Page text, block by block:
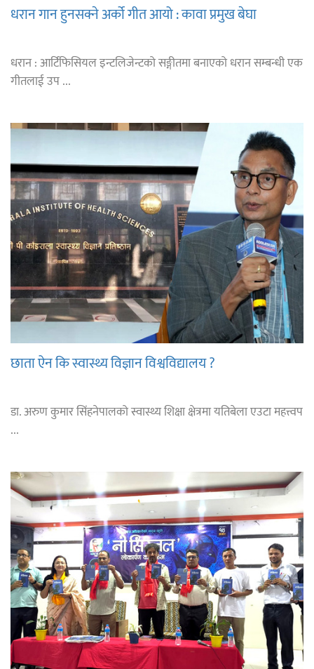
धरान गान हुनसक्ने अर्को गीत आयो : कावा प्रमुख बेघा
धरान : आर्टिफिसियल इन्टलिजेन्टको सङ्गीतमा बनाएको धरान सम्बन्धी एक
गीतलाई उप ...
छाता ऐन कि स्वास्थ्य विज्ञान विश्वविद्यालय ?
डा. अरुण कुमार सिंहनेपालको स्वास्थ्य शिक्षा क्षेत्रमा यतिबेला एउटा महत्त्वप
...